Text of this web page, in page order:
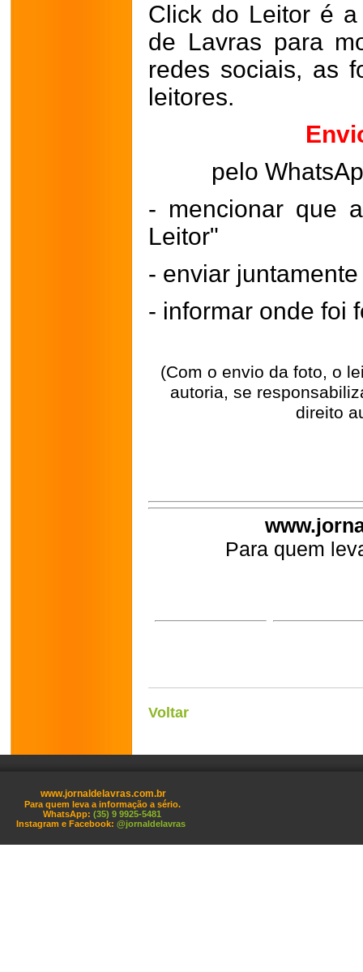
Click do Leitor é
de Lavras para
redes sociais, as
leitores.
pelo
- mencionar que
Leitor"
- enviar
- informar onde foi
(Com o envio da foto, o
autoria, se
direito
Para quem
Voltar
www.jornaldelavras.com.br
Para quem leva a informação a sério.
WhatsApp: (35) 9 9925-5481
Instagram e Facebook: @jornaldelavras